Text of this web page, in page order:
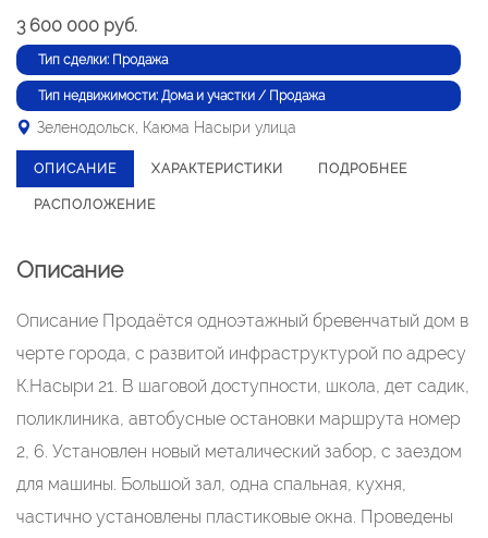
3 600 000 руб.
Тип сделки: Продажа
Тип недвижимости: Дома и участки / Продажа
Зеленодольск, Каюма Насыри улица
ОПИСАНИЕ ХАРАКТЕРИСТИКИ ПОДРОБНЕЕ
РАСПОЛОЖЕНИЕ
Описание
Описание Продаётся одноэтажный бревенчатый дом в
черте города, с развитой инфраструктурой по адресу
К.Насыри 21. В шаговой доступности, школа, дет садик,
поликлиника, автобусные остановки маршрута номер
2, 6. Установлен новый металический забор, с заездом
для машины. Большой зал, одна спальная, кухня,
частично установлены пластиковые окна. Проведены